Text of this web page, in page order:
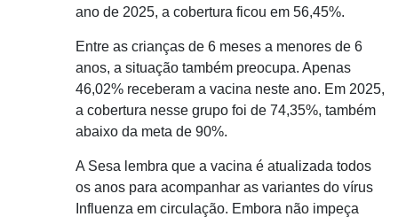
ano de 2025, a cobertura ficou em 56,45%.
Entre as crianças de 6 meses a menores de 6
anos, a situação também preocupa. Apenas
46,02% receberam a vacina neste ano. Em 2025,
a cobertura nesse grupo foi de 74,35%, também
abaixo da meta de 90%.
A Sesa lembra que a vacina é atualizada todos
os anos para acompanhar as variantes do vírus
Influenza em circulação. Embora não impeça